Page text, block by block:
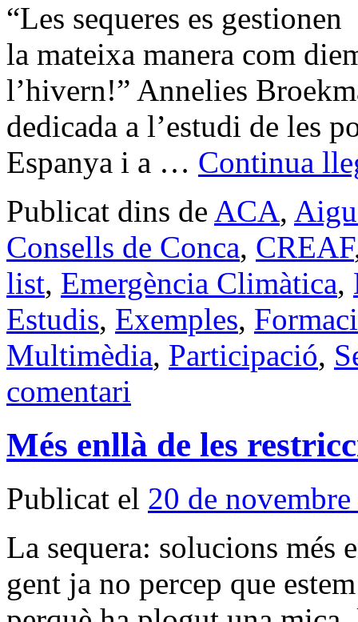
“Les sequeres es
la mateixa manera com
l’hivern!” Annelies
dedicada a l’estudi de les
Espanya i a … Continua
Publicat dins de ACA,
Consells de Conca, CREAF
list, Emergència Climàtica,
Estudis, Exemples,
Multimèdia, Participació,
comentari
Més enllà de les
Publicat el 20 de
La sequera: solucions més
gent ja no percep que